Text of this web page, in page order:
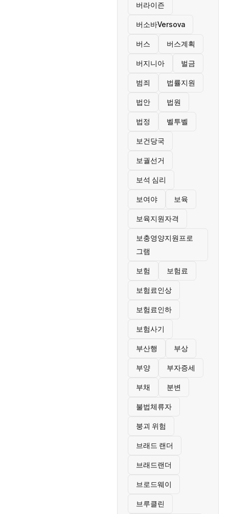
버라이즌
버소바Versova
버스 버스계획
버지니아 벌금
범죄 법률지원
법안 법원
법정 벨투벨
보건당국
보궐선거
보석 심리
보여야 보육
보육지원자격
보충영양지원프로
그램
보험 보험료
보험료인상
보험료인하
보험사기
부산행 부상
부양 부자증세
부채 분변
불법체류자
붕괴 위험
브래드 랜더
브래드랜더
브로드웨이
브루클린